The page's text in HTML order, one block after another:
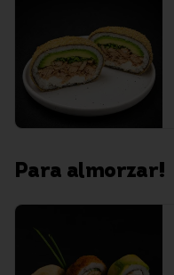
Para almorzar!